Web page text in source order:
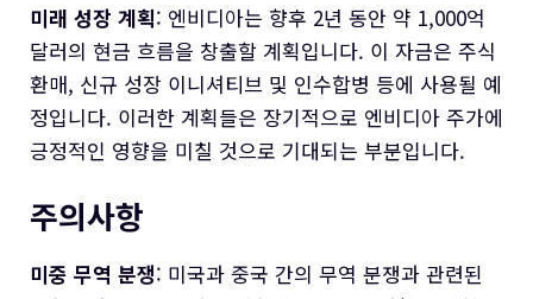
미래 성장 계획: 엔비디아는 향후 2년 동안 약 1,000억
달러의 현금 흐름을 창출할 계획입니다. 이 자금은 주식
환매, 신규 성장 이니셔티브 및 인수합병 등에 사용될 예
정입니다. 이러한 계획들은 장기적으로 엔비디아 주가에
긍정적인 영향을 미칠 것으로 기대되는 부분입니다.
주의사항
미중 무역 분쟁: 미국과 중국 간의 무역 분쟁과 관련된